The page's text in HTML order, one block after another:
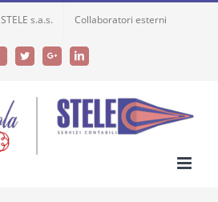
STELE s.a.s. Collaboratori esterni
FacebookTwitterGoogle+LinkedIn